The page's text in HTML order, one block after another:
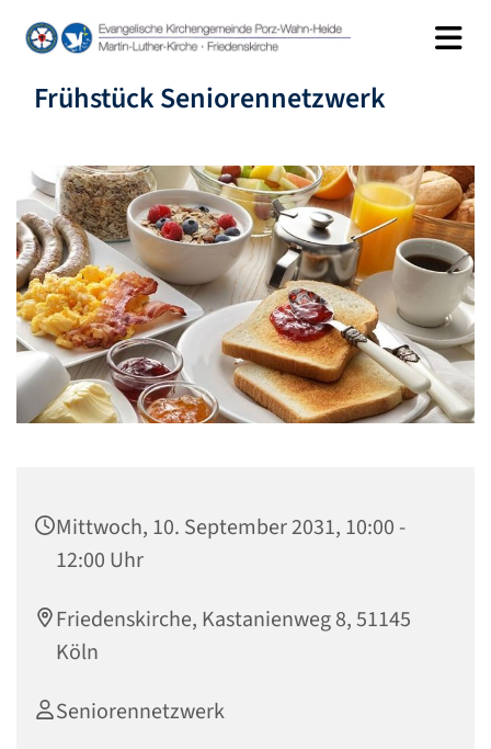
Frühstück Seniorennetzwerk
Mittwoch, 10. September 2031, 10:00 -
12:00 Uhr
Friedenskirche, Kastanienweg 8, 51145
Köln
Seniorennetzwerk